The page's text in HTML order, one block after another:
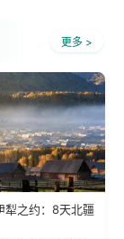
更多 >
犁之约：8天北疆